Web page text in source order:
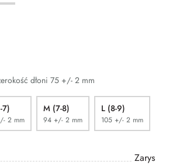
dłoni 75 +/- 2 mm
7)
2 mm
M (7-8)
94 +/- 2 mm
L (8-9)
105 +/- 2 mm
Zarys